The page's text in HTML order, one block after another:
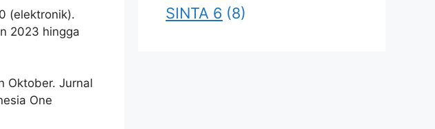
(elektronik).
2023 hingga
Oktober. Jurnal
One
SINTA 6 (8)